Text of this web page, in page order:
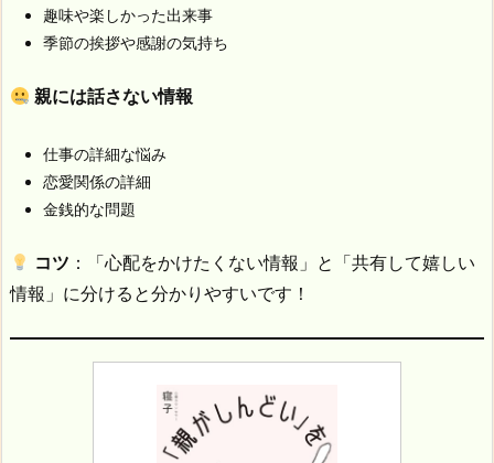
趣味や楽しかった出来事
季節の挨拶や感謝の気持ち
親には話さない情報
仕事の詳細な悩み
恋愛関係の詳細
金銭的な問題
コツ ：「心配をかけたくない情報」と「共有して嬉しい
情報」に分けると分かりやすいです！